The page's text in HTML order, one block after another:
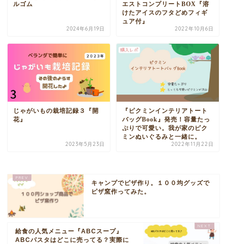
ルゴム
2024年6月19日
エストコンプリートBOX『溶
けたアイスのフタどめフィギ
ュア付』
2022年10月6日
じゃがいもの栽培記録３『開
花』
2023年5月23日
『ピクミンインテリアトート
バッグBook』発売！容量たっ
ぷりで可愛い。我が家のピク
ミンぬいぐるみと一緒に。
2022年11月22日
キャンプでピザ作り。１００均グッズで
ピザ窯作ってみた。
給食の人気メニュー『ABCスープ』
ABCパスタはどこに売ってる？実際に